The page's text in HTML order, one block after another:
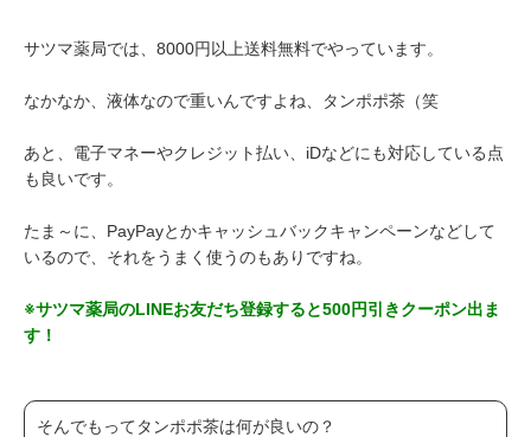
サツマ薬局では、8000円以上送料無料でやっています。
なかなか、液体なので重いんですよね、タンポポ茶（笑
あと、電子マネーやクレジット払い、iDなどにも対応している点
も良いです。
たま～に、PayPayとかキャッシュバックキャンペーンなどして
いるので、それをうまく使うのもありですね。
※サツマ薬局のLINEお友だち登録すると500円引きクーポン出ま
す！
そんでもってタンポポ茶は何が良いの？